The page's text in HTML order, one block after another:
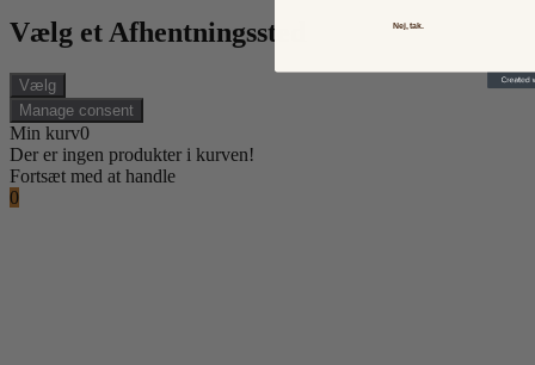
Vælg et Afhentningssted
Vælg
Manage consent
Min kurv0
Der er ingen produkter i kurven!
Fortsæt med at handle
0
Nej, tak.